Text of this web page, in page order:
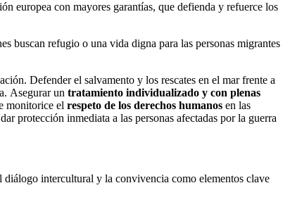
europea con mayores garantías, que defienda y refuerce los
buscan refugio o una vida digna para las personas migrantes
Defender el salvamento y los rescates en el mar frente a
Asegurar un tratamiento individualizado y con plenas
monitorice el respeto de los derechos humanos en las
protección inmediata a las personas afectadas por la guerra
intercultural y la convivencia como elementos clave